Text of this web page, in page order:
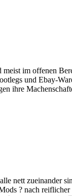
im offenen
und Ebay-
ihre
nett zueinander
? nach